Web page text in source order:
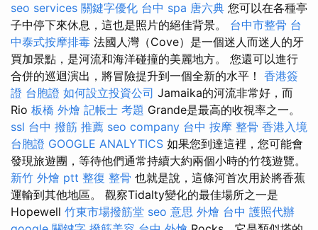
seo services 關鍵字優化 台中 spa 唐六典 您可以在各種亭
子中停下來休息，這也是照片的絕佳背景。 台中市整骨 台
中泰式按摩排毒 法國人灣（Cove）是一個迷人而迷人的牙
買加景點，是河流和海洋碰撞的美麗地方。 您還可以進行
合併的巡迴演出，將冒險提升到一個全新的水平！ 香港簽
證 台胞證 如何設立投資公司 Jamaika的河流非常好，而
Rio 板橋 外燴 記帳士 考題 Grande是最高的收視率之一。
ssl 台中 撥筋 推薦 seo company 台中 按摩 整骨 香港入境
台胞證 GOOGLE ANALYTICS 如果您到達這裡，您可能會
發現旅遊團，等待他們通常持續大約兩個小時的竹筏遊覽。
新竹 外燴 ptt 整復 整骨 也就是說，這條河首次用於將香蕉
運輸到其他地區。 觀察Tidalty變化的最佳場所之一是
Hopewell 竹東市場撥筋堂 seo 意思 外燴 台中 護照代辦